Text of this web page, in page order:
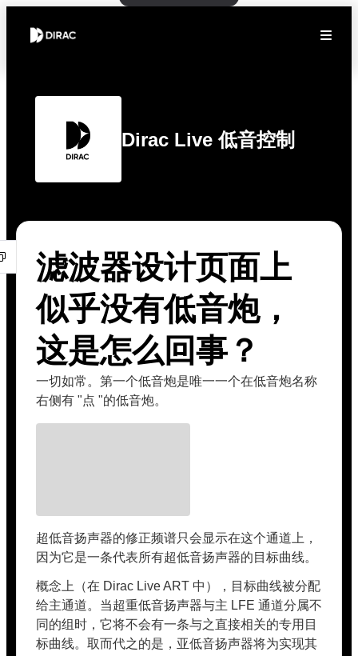
Dirac Live 低音控制
滤波器设计页面上
似乎没有低音炮，
这是怎么回事？
一切如常。第一个低音炮是唯一一个在低音炮名称
右侧有 "点 "的低音炮。
超低音扬声器的修正频谱只会显示在这个通道上，
因为它是一条代表所有超低音扬声器的目标曲线。
概念上（在 Dirac Live ART 中），目标曲线被分配
给主通道。当超重低音扬声器与主 LFE 通道分属不
同的组时，它将不会有一条与之直接相关的专用目
标曲线。取而代之的是，亚低音扬声器将为实现其